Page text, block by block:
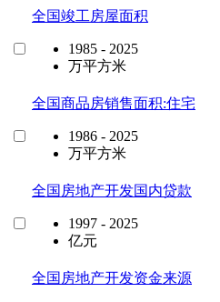
全国竣工房屋面积
1985 - 2025
万平方米
全国商品房销售面积:住宅
1986 - 2025
万平方米
全国房地产开发国内贷款
1997 - 2025
亿元
全国房地产开发资金来源